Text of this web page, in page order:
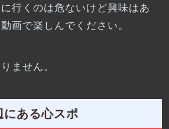
行くのは危ないけど興味はあ
画で楽しんでください。
ません。
ある心スポ